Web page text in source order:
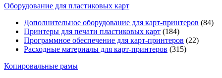
Оборудование для пластиковых карт
Дополнительное оборудование для карт-принтеров (84)
Принтеры для печати пластиковых карт (184)
Программное обеспечение для карт-принтеров (22)
Расходные материалы для карт-принтеров (315)
Копировальные рамы